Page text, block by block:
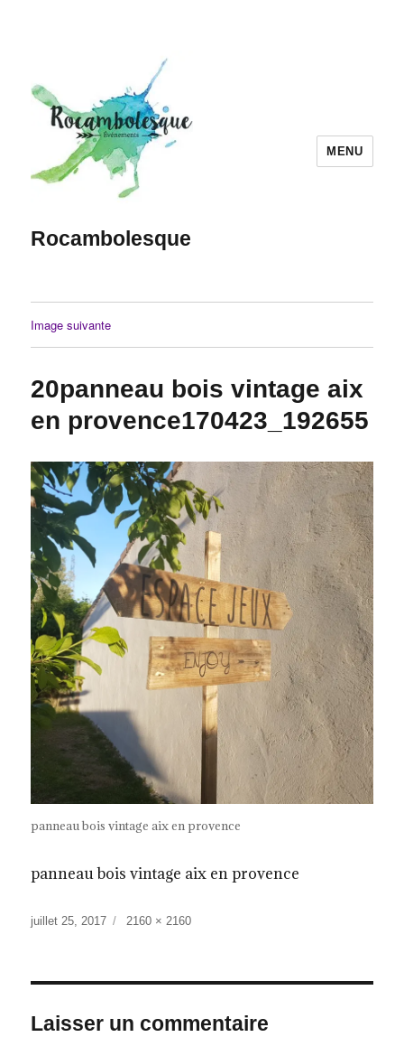
Rocambolesque
MENU
Image suivante
20panneau bois vintage aix
en provence170423_192655
panneau bois vintage aix en provence
panneau bois vintage aix en provence
Publié
juillet 25, 2017
Taille
2160 × 2160
Laisser un commentaire